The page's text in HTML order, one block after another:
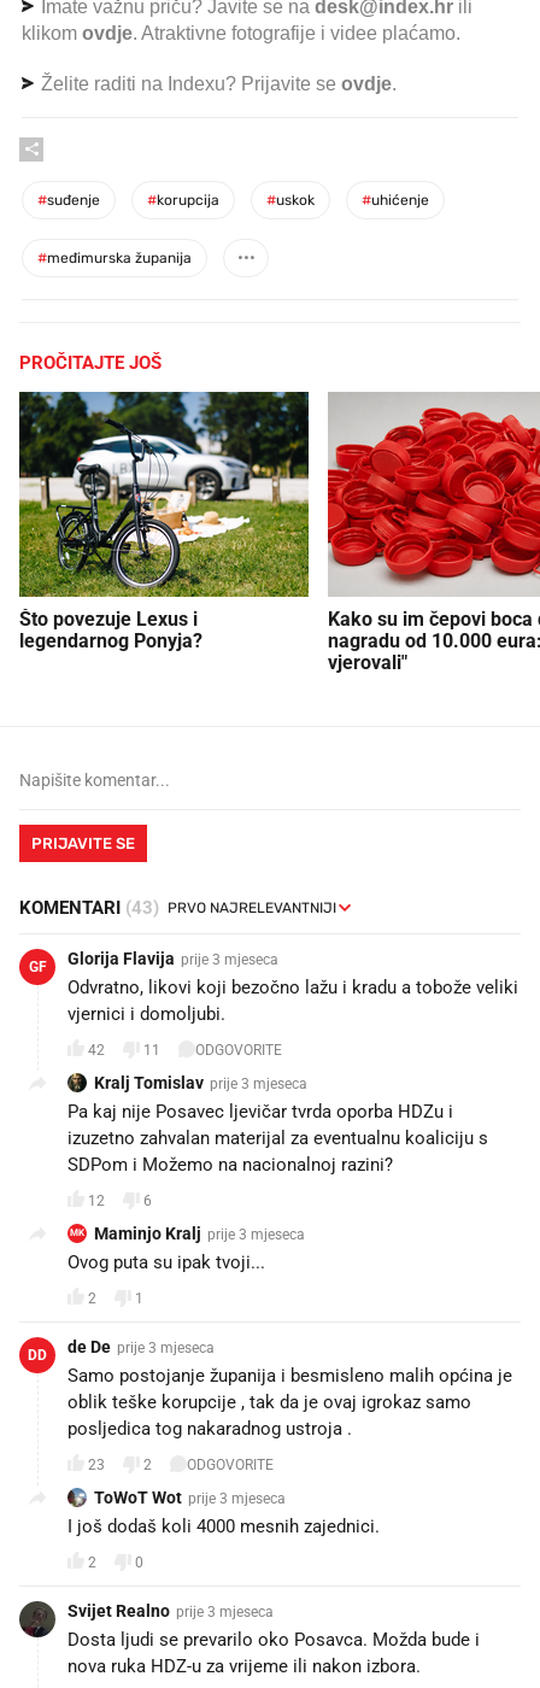
Imate važnu priču? Javite se na desk@index.hr ili
klikom ovdje. Atraktivne fotografije i videe plaćamo.
Želite raditi na Indexu? Prijavite se ovdje.
#suđenje #korupcija #uskok #uhićenje
#međimurska županija
PROČITAJTE JOŠ
Što povezuje Lexus i
legendarnog Ponyja?
Kako su im čepovi boca
nagradu od 10.000
vjerovali"
PRIJAVITE SE
KOMENTARI (43)
GF Glorija Flavija prije 3 mjeseca
Odvratno, likovi koji bezočno lažu i kradu a tobože veliki
vjernici i domoljubi.
42 11 ODGOVORITE
Kralj Tomislav prije 3 mjeseca
Pa kaj nije Posavec ljevičar tvrda oporba HDZu i
izuzetno zahvalan materijal za eventualnu koaliciju s
SDPom i Možemo na nacionalnoj razini?
12 6
MK Maminjo Kralj prije 3 mjeseca
Ovog puta su ipak tvoji...
2 1
DD de De prije 3 mjeseca
Samo postojanje županija i besmisleno malih općina je
oblik teške korupcije , tak da je ovaj igrokaz samo
posljedica tog nakaradnog ustroja .
23 2 ODGOVORITE
ToWoT Wot prije 3 mjeseca
I još dodaš koli 4000 mesnih zajednici.
2 0
Svijet Realno prije 3 mjeseca
Dosta ljudi se prevarilo oko Posavca. Možda bude i
nova ruka HDZ-u za vrijeme ili nakon izbora.